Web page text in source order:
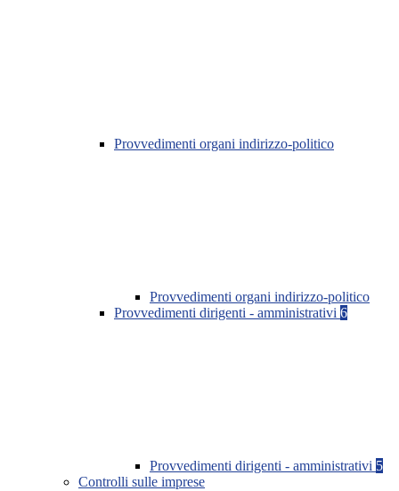
Provvedimenti organi indirizzo-politico
Provvedimenti organi indirizzo-politico
Provvedimenti dirigenti - amministrativi 6
Provvedimenti dirigenti - amministrativi 5
Controlli sulle imprese